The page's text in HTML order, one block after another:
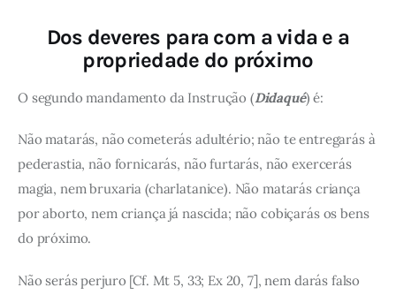
Dos deveres para com a vida e a
propriedade do próximo
O segundo mandamento da Instrução (Didaqué) é:
Não matarás, não cometerás adultério; não te entregarás à
pederastia, não fornicarás, não furtarás, não exercerás
magia, nem bruxaria (charlatanice). Não matarás criança
por aborto, nem criança já nascida; não cobiçarás os bens
do próximo.
Não serás perjuro [Cf. Mt 5, 33; Ex 20, 7], nem darás falso